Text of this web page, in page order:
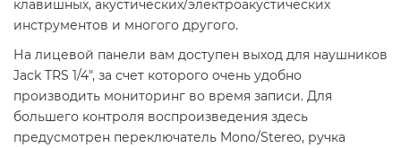
клавишных, акустических/электроакустических
инструментов и многого другого.
На лицевой панели вам доступен выход для наушников
Jack TRS 1/4", за счет которого очень удобно
производить мониторинг во время записи. Для
большего контроля воспроизведения здесь
предусмотрен переключатель Mono/Stereo, ручка